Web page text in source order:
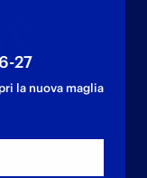
27
la nuova maglia